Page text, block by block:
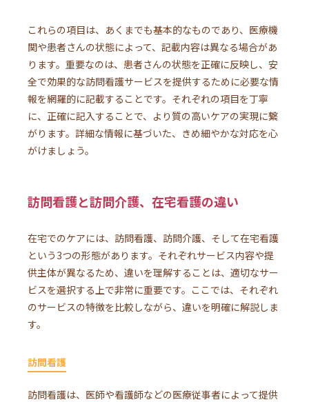
これらの項目は、あくまでも基本的なものであり、医療機
関や患者さんの状態によって、記載内容は異なる場合があ
ります。重要なのは、患者さんの状態を正確に反映し、安
全で効果的な訪問看護サービスを提供するために必要な情
報を網羅的に記載することです。それぞれの項目を丁寧
に、正確に記入することで、より質の高いケアの実現に繋
がります。詳細な情報に基づいた、きめ細やかな対応を心
がけましょう。
訪問看護と訪問介護、在宅看護の違い
在宅でのケアには、訪問看護、訪問介護、そして在宅看護
という3つの形態があります。それぞれサービス内容や提
供主体が異なるため、違いを理解することは、適切なサー
ビスを選択する上で非常に重要です。ここでは、それぞれ
のサービスの特徴を比較しながら、違いを明確に解説しま
す。
訪問看護
訪問看護は、医師や看護師などの医療従事者によって提供